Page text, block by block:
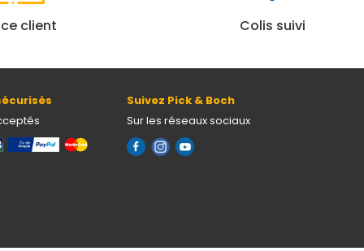
client Colis suivi
Suivez Pick & Boch
Sur les réseaux sociaux